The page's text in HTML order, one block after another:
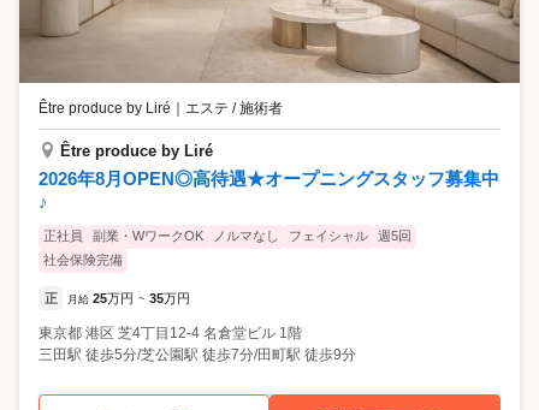
Être produce by Liré ｜ エステ / 施術者
Être produce by Liré
2026年8月OPEN◎高待遇★オープニングスタッフ募集中
♪
正社員 副業・WワークOK ノルマなし フェイシャル
週5回
社会保険完備
正 月給 25万円 ~ 35万円
東京都 港区 芝4丁目12-4 名倉堂ビル 1階
三田駅 徒歩5分/芝公園駅 徒歩7分/田町駅 徒歩9分